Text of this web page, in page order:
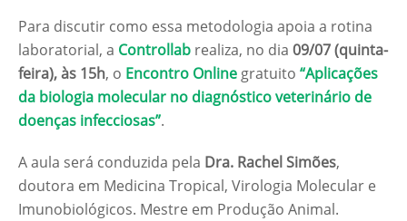
Para discutir como essa metodologia apoia a rotina
laboratorial, a Controllab realiza, no dia 09/07 (quinta-
feira), às 15h, o Encontro Onlinegratuito “Aplicações
da biologia molecular no diagnóstico veterinário de
doenças infecciosas”.
A aula será conduzida pela Dra. Rachel Simões,
doutora em Medicina Tropical, Virologia Molecular e
Imunobiológicos. Mestre em Produção Animal.